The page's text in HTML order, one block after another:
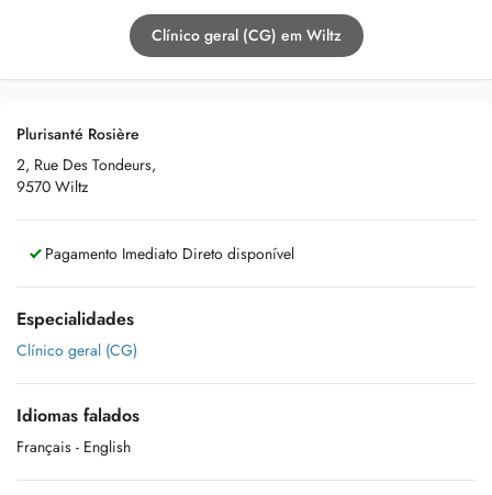
Clínico geral (CG) em Wiltz
Plurisanté Rosière
2, Rue Des Tondeurs,
9570 Wiltz
Pagamento Imediato Direto disponível
Especialidades
Clínico geral (CG)
Idiomas falados
Français - English